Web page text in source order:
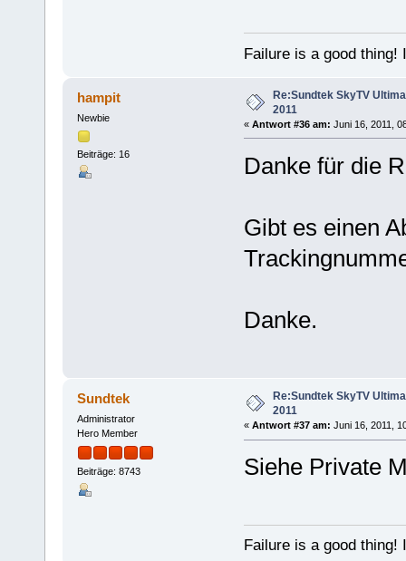
Failure is a good thing!
hampit
Newbie
Beiträge: 16
Re:Sundtek SkyTV
2011
« Antwort #36 am: Juni 16, 2011,
Danke für die
Gibt es einen
Danke.
Sundtek
Administrator
Hero Member
Beiträge: 8743
Re:Sundtek SkyTV
2011
« Antwort #37 am: Juni 16, 2011,
Siehe Private
Failure is a good thing!